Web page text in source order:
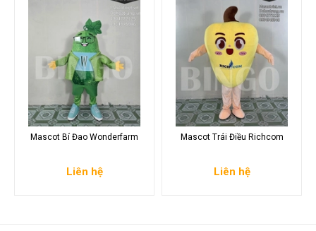
Mascot Bí Đao Wonderfarm
Liên hệ
Mascot Trái Điều Richcom
Liên hệ